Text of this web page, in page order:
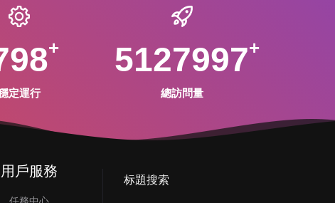
定運行
5127997
總訪問量
用戶服務
任務中心
标題搜索